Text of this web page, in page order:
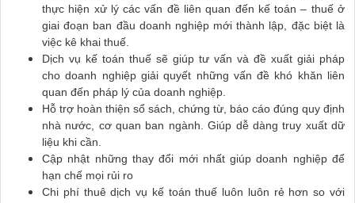
thực hiện xử lý các vấn đề liên quan đến kế toán – thuế ở
giai đoạn ban đầu doanh nghiệp mới thành lập, đặc biệt là
việc kê khai thuế.
Dịch vụ kế toán thuế sẽ giúp tư vấn và đề xuất giải pháp
cho doanh nghiệp giải quyết những vấn đề khó khăn liên
quan đến pháp lý của doanh nghiệp.
Hỗ trợ hoàn thiện sổ sách, chứng từ, báo cáo đúng quy định
nhà nước, cơ quan ban ngành. Giúp dễ dàng truy xuất dữ
liệu khi cần.
Cập nhật những thay đổi mới nhất giúp doanh nghiệp để
hạn chế mọi rủi ro
Chi phí thuê dịch vụ kế toán thuế luôn luôn rẻ hơn so với